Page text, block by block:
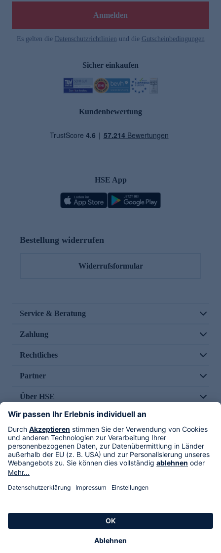
Anmelden
Es gelten die Datenschutzrichtlinien und die Gutscheinbedingungen
Sicher einkaufen
Kundenbewertung
HSE App
Bestellung widerrufen
Widerrufsformular
Service & Beratung
Zahlung
Rechtliches
Partner
Über HSE
Im TV
HSE International